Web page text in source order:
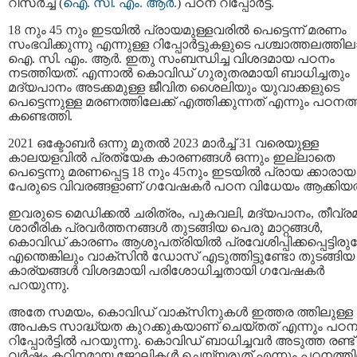
18 നും 45 നും ഇടയില്‍ പ്രായമുള്ളവരില്‍ പെട്ടെന്ന് മരണം
സംഭവിക്കുന്നു എന്നുള്ള റിപ്പോര്‍ട്ടുകളുടെ
ഐ. സി. എം. ആർ. ഇതു സംബന്ധിച്ച വിശദമായ പഠനം
നടത്തിയത്. എന്നാല്‍ കൊവിഡ് ഗുരുതരമായി ബാധിച്ചതും
മദ്യപാനം അടക്കമുള്ള ജീവിത ശൈലിയും യുവാക്കളുടെ
പെട്ടെന്നുള്ള മരണത്തിലേക്ക് എത്തിക്കുന്നത് എന്നും
കണ്ടെത്തി.
2021 ഒക്ടോബര്‍ ഒന്നു മുതല്‍ 2023 മാര്‍ച്ച് 31 വരെയുള്ള
കാലയളവിൽ പ്രത്യേക കാരണങ്ങള്‍ ഒന്നും ഇല്ലാതെ
പെട്ടെന്നു മരണപ്പെട്ട 18 നും 45നും ഇടയിൽ പ്രായ ക്കാരായ
പേരുടെ വിവരങ്ങളാണ് ഗവേഷകർ പഠന വിധേയം
ഇവരുടെ മെഡിക്കൽ ചരിത്രം, പുകവലി, മദ്യപാനം,
ശാരീരിക പ്രവർത്തനങ്ങൾ തുടങ്ങിയ പെരു മാറ്റങ്ങൾ,
കൊവിഡ് കാരണം ആശുപത്രിയിൽ
എന്തെങ്കിലും വാക്സിൻ ഡോസ് എടുത്തിട്ടുണ്ടോ തുടങ്ങിയ
കാര്യങ്ങൾ വിശദമായി പരിശോധിച്ചതായി ഗവേഷകർ
പറയുന്നു.
അതേ സമയം, കൊവിഡ് വാക്സിനുകൾ ഇത്തര ത്തിലുള്ള
അപകട സാദ്ധ്യത കുറക്കുകയാണ് ചെയ്തത് എന്നും പഠന
റിപ്പോര്‍ട്ടില്‍ പറയുന്നു. കൊവിഡ് ബാധിച്ചവര്‍ അടുത്ത രണ്ട്